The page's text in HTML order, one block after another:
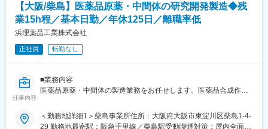
わることができる環境です。
■入社後について
務をお任せしていきます。
※実際に現在在籍しているメンバーの中にも、薬事業務未経験から
＜入社後＞
・医薬品情報の調査方法
【大阪/柴島】医薬品原薬・中間体の研究開発製造◆残
業15h程／基本日勤／年休125日／離職率低
浜理薬品工業株式会社
正社員 転勤なし
仕事内容
■業務内容
医薬品原薬・中間体の製造業務をお任せします。医薬品合成作業
です。
○製造業務例
＜勤務地詳細1＞柴島事業所住所：大阪府大阪市東淀川区柴島1-4-
29 勤務地最寄駅：阪急千里線／柴島駅受動喫煙対策：屋内全面禁